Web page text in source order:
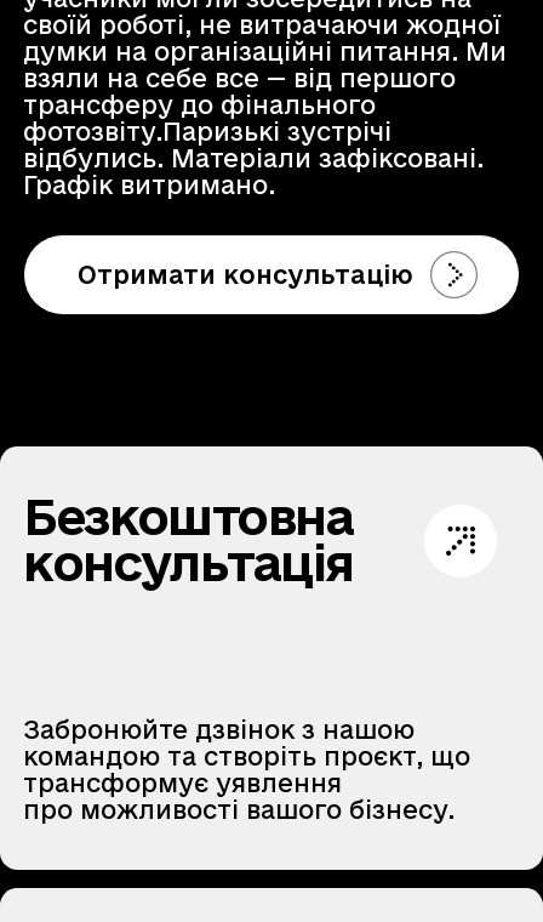
своїй роботі, не витрачаючи жодної
думки на організаційні питання. Ми
взяли на себе все — від першого
трансферу до фінального
фотозвіту.Паризькі зустрічі
відбулись. Матеріали зафіксовані.
Графік витримано.
Отримати консультацію
Безкоштовна
консультація
Забронюйте дзвінок з нашою
командою та створіть проєкт, що
трансформує уявлення
про можливості вашого бізнесу.